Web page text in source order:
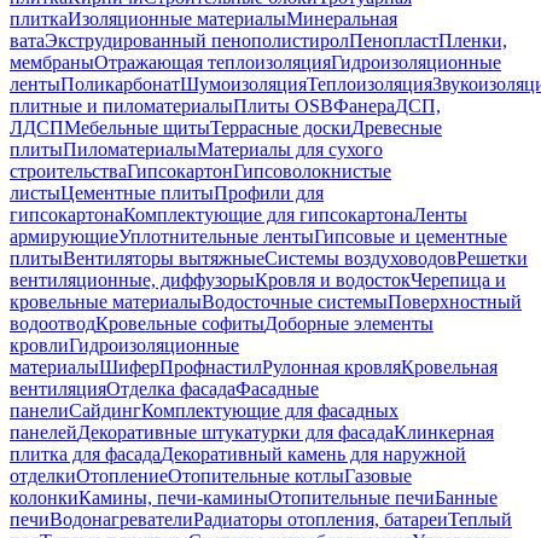
плиткаИзоляционные материалыМинеральная
ватаЭкструдированный пенополистиролПенопластПленки,
мембраныОтражающая теплоизоляцияГидроизоляционные
лентыПоликарбонатШумоизоляцияТеплоизоляция
плитные и пиломатериалыПлиты OSBФанераДСП,
ЛДСПМебельные щитыТеррасные доскиДревесные
плитыПиломатериалыМатериалы для сухого
строительстваГипсокартонГипсоволокнистые
листыЦементные плитыПрофили для
гипсокартонаКомплектующие для гипсокартонаЛенты
армирующиеУплотнительные лентыГипсовые и цементные
плитыВентиляторы вытяжныеСистемы воздуховодовРешетки
вентиляционные, диффузорыКровля и водостокЧерепица и
кровельные материалыВодосточные системыПоверхностный
водоотводКровельные софитыДоборные элементы
кровлиГидроизоляционные
материалыШиферПрофнастилРулонная кровляКровельная
вентиляцияОтделка фасадаФасадные
панелиСайдингКомплектующие для фасадных
панелейДекоративные штукатурки для фасадаКлинкерная
плитка для фасадаДекоративный камень для наружной
отделкиОтоплениеОтопительные котлыГазовые
колонкиКамины, печи-каминыОтопительные печиБанные
печиВодонагревателиРадиаторы отопления, батареиТеплый